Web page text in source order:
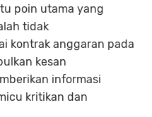
poin utama yang
tidak
kontrak anggaran pada
kesan
informasi
kritikan dan